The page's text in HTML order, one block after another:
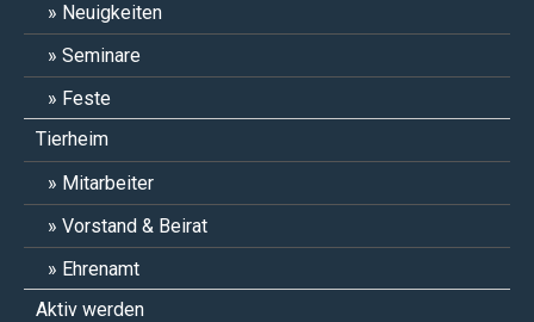
Neuigkeiten
Seminare
Feste
Tierheim
Mitarbeiter
Vorstand & Beirat
Ehrenamt
Aktiv werden